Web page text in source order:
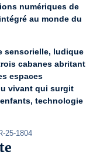
numériques de
au monde du
sensorielle, ludique
cabanes abritant
espaces
vivant qui surgit
technologie
25-1804